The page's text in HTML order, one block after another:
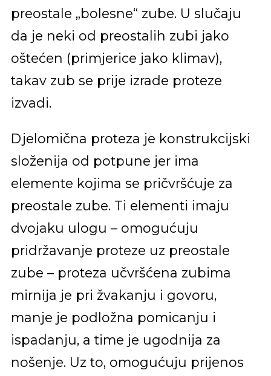
preostale „bolesne“ zube. U slučaju
da je neki od preostalih zubi jako
oštećen (primjerice jako klimav),
takav zub se prije izrade proteze
izvadi.
Djelomična proteza je konstrukcijski
složenija od potpune jer ima
elemente kojima se pričvršćuje za
preostale zube. Ti elementi imaju
dvojaku ulogu – omogućuju
pridržavanje proteze uz preostale
zube – proteza učvršćena zubima
mirnija je pri žvakanju i govoru,
manje je podložna pomicanju i
ispadanju, a time je ugodnija za
nošenje. Uz to, omogućuju prijenos